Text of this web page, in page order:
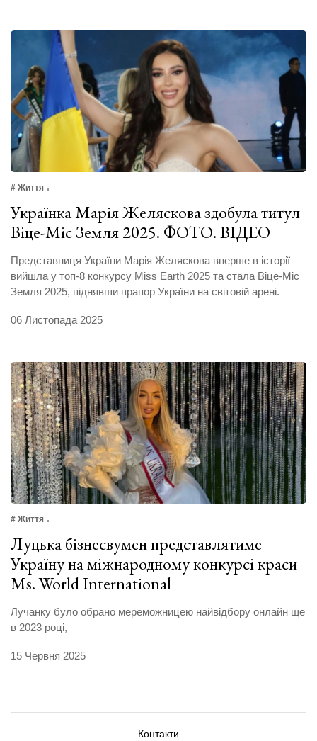
# Життя
Українка Марія Желяскова здобула титул
Віце-Міс Земля 2025. ФОТО. ВІДЕО
Представниця України Марія Желяскова вперше в історії
вийшла у топ-8 конкурсу ‎Miss Earth 2025 та стала Віце-Міс
Земля 2025, піднявши прапор України на світовій арені.
06 Листопада 2025
# Життя
Луцька бізнесвумен представлятиме
Україну на міжнародному конкурсі краси
Ms. World International
Лучанку було обрано мереможницею найвідбору онлайн ще
в 2023 році,
15 Червня 2025
Контакти